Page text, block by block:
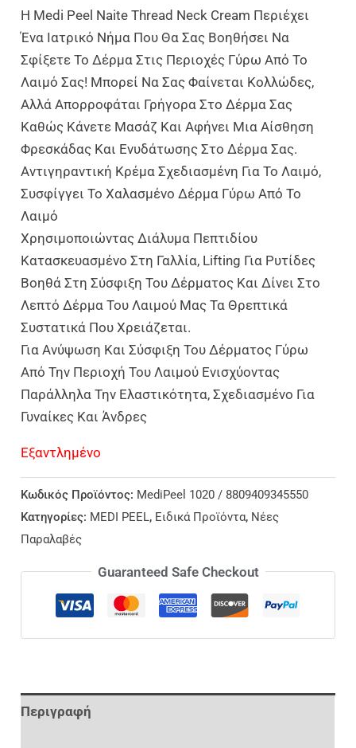
Η Medi Peel Naite Thread Neck Cream Περιέχει
Ένα Ιατρικό Νήμα Που Θα Σας Βοηθήσει Να
Σφίξετε Το Δέρμα Στις Περιοχές Γύρω Από Το
Λαιμό Σας! Μπορεί Να Σας Φαίνεται Κολλώδες,
Αλλά Απορροφάται Γρήγορα Στο Δέρμα Σας
Καθώς Κάνετε Μασάζ Και Αφήνει Μια Αίσθηση
Φρεσκάδας Και Ενυδάτωσης Στο Δέρμα Σας.
Αντιγηραντική Κρέμα Σχεδιασμένη Για Το Λαιμό,
Συσφίγγει Το Χαλασμένο Δέρμα Γύρω Από Το
Λαιμό
Χρησιμοποιώντας Διάλυμα Πεπτιδίου
Κατασκευασμένο Στη Γαλλία, Lifting Για Ρυτίδες
Βοηθά Στη Σύσφιξη Του Δέρματος Και Δίνει Στο
Λεπτό Δέρμα Του Λαιμού Μας Τα Θρεπτικά
Συστατικά Που Χρειάζεται.
Για Ανύψωση Και Σύσφιξη Του Δέρματος Γύρω
Από Την Περιοχή Του Λαιμού Ενισχύοντας
Παράλληλα Την Ελαστικότητα, Σχεδιασμένο Για
Γυναίκες Και Άνδρες
Εξαντλημένο
Κωδικός Προϊόντος: MediPeel 1020 / 8809409345550
Κατηγορίες: MEDI PEEL, Ειδικά Προϊόντα, Νέες
Παραλαβές
Guaranteed Safe Checkout
Περιγραφή